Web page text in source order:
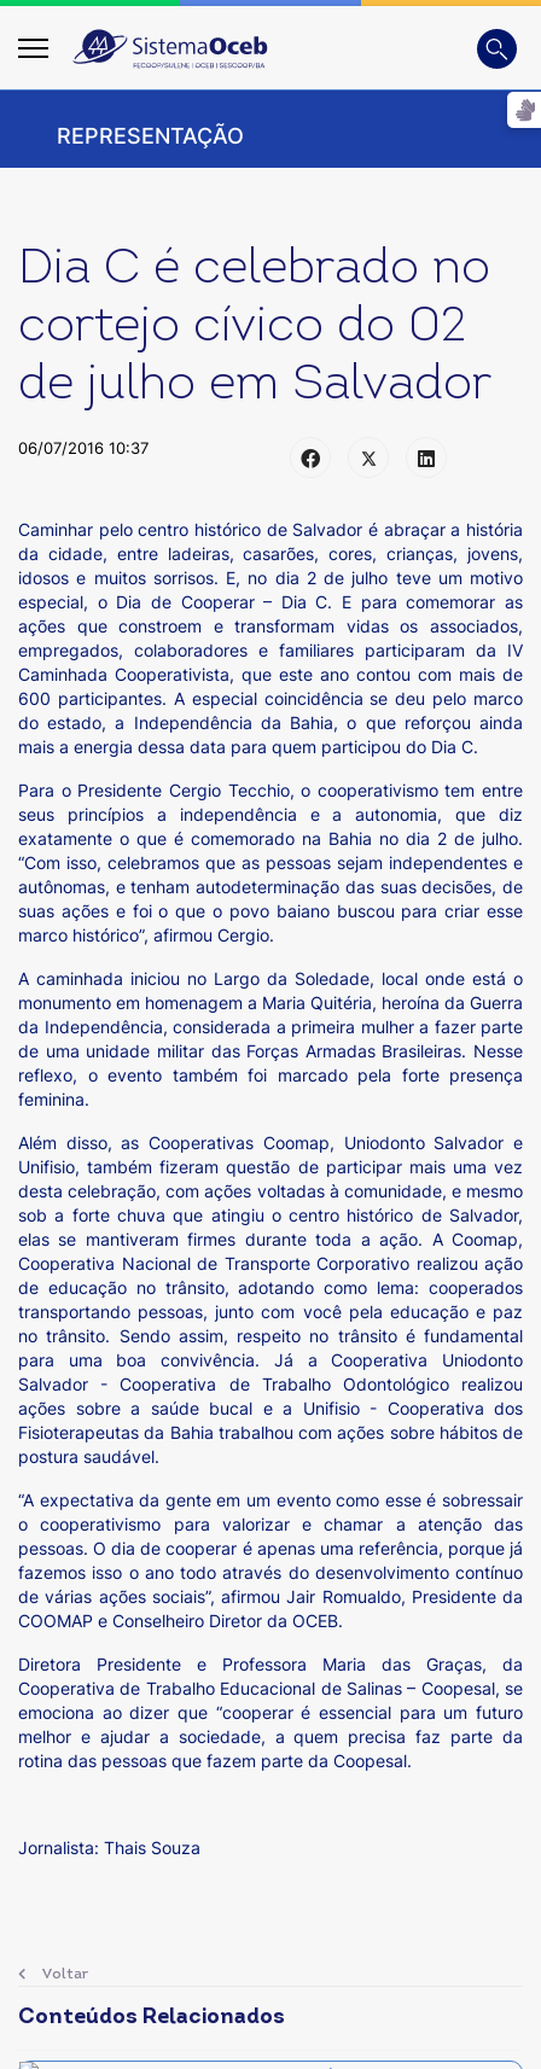
Busca
REPRESENTAÇÃO
Dia C é celebrado no
cortejo cívico do 02
de julho em Salvador
06/07/2016 10:37
Caminhar pelo centro histórico de Salvador é abraçar a história
da cidade, entre ladeiras, casarões, cores, crianças, jovens,
idosos e muitos sorrisos. E, no dia 2 de julho teve um motivo
especial, o Dia de Cooperar – Dia C. E para comemorar as
ações que constroem e transformam vidas os associados,
empregados, colaboradores e familiares participaram da IV
Caminhada Cooperativista, que este ano contou com mais de
600 participantes. A especial coincidência se deu pelo marco
do estado, a Independência da Bahia, o que reforçou ainda
mais a energia dessa data para quem participou do Dia C.
Para o Presidente Cergio Tecchio, o cooperativismo tem entre
seus princípios a independência e a autonomia, que diz
exatamente o que é comemorado na Bahia no dia 2 de julho.
“Com isso, celebramos que as pessoas sejam independentes e
autônomas, e tenham autodeterminação das suas decisões, de
suas ações e foi o que o povo baiano buscou para criar esse
marco histórico”, afirmou Cergio.
A caminhada iniciou no Largo da Soledade, local onde está o
monumento em homenagem a Maria Quitéria, heroína da Guerra
da Independência, considerada a primeira mulher a fazer parte
de uma unidade militar das Forças Armadas Brasileiras. Nesse
reflexo, o evento também foi marcado pela forte presença
feminina.
Além disso, as Cooperativas Coomap, Uniodonto Salvador e
Unifisio, também fizeram questão de participar mais uma vez
desta celebração, com ações voltadas à comunidade, e mesmo
sob a forte chuva que atingiu o centro histórico de Salvador,
elas se mantiveram firmes durante toda a ação. A Coomap,
Cooperativa Nacional de Transporte Corporativo realizou ação
de educação no trânsito, adotando como lema: cooperados
transportando pessoas, junto com você pela educação e paz
no trânsito. Sendo assim, respeito no trânsito é fundamental
para uma boa convivência. Já a Cooperativa Uniodonto
Salvador - Cooperativa de Trabalho Odontológico realizou
ações sobre a saúde bucal e a Unifisio - Cooperativa dos
Fisioterapeutas da Bahia trabalhou com ações sobre hábitos de
postura saudável.
“A expectativa da gente em um evento como esse é sobressair
o cooperativismo para valorizar e chamar a atenção das
pessoas. O dia de cooperar é apenas uma referência, porque já
fazemos isso o ano todo através do desenvolvimento contínuo
de várias ações sociais”, afirmou Jair Romualdo, Presidente da
COOMAP e Conselheiro Diretor da OCEB.
Diretora Presidente e Professora Maria das Graças, da
Cooperativa de Trabalho Educacional de Salinas – Coopesal, se
emociona ao dizer que “cooperar é essencial para um futuro
melhor e ajudar a sociedade, a quem precisa faz parte da
rotina das pessoas que fazem parte da Coopesal.
Jornalista: Thais Souza
Voltar
Conteúdos Relacionados